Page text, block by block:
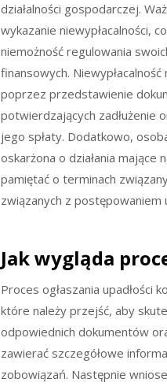
działalności gospodarczej.
wykazanie niewypłacalności,
niemożność regulowania
finansowych.
poprzez przedstawienie
potwierdzających zadłużenie
jego spłaty. Dodatkowo,
oskarżona o działania
pamiętać o terminach
związanych z postępowaniem
Jak wygląda
Proces ogłaszania upadłości
które należy przejść, aby
odpowiednich dokumentów
zawierać szczegółowe
zobowiązań. Następnie